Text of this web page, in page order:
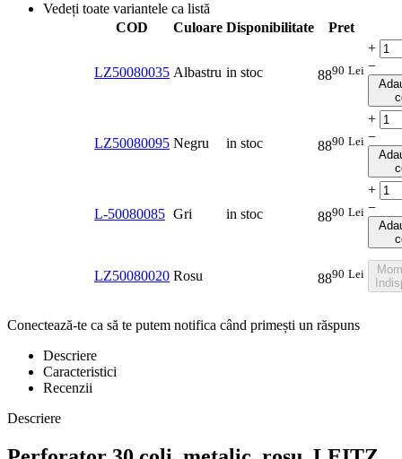
Vedeți toate variantele ca listă
COD
Culoare Disponibilitate Pret
LZ50080035 Albastru in stoc 8890 Lei
+
−
LZ50080095 Negru in stoc 8890 Lei
+
−
L-50080085 Gri in stoc 8890 Lei
+
−
LZ50080020 Rosu 8890 Lei
Conectează-te ca să te putem notifica când primești un răspuns
Descriere
Caracteristici
Recenzii
Descriere